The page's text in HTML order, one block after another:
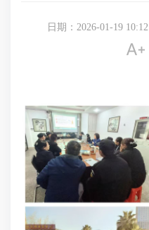
日期：2026-01-19 10:12
